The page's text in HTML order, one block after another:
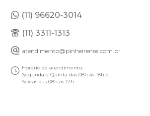
(11) 96620-3014
(11) 3311-1313
atendimento@pinheirense.com.br
Horário de atendimento:
Segunda a Quinta das 08h às 18h e
Sextas das 08h às 17h